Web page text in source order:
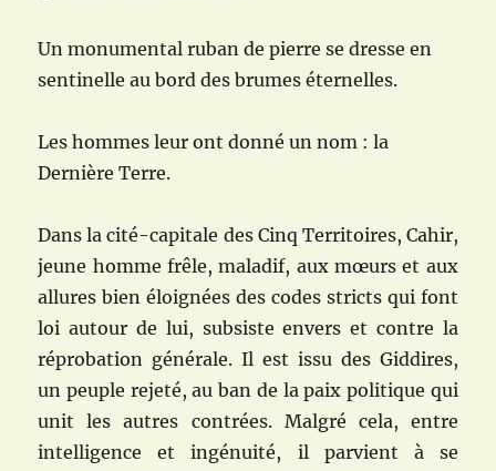
Un monumental ruban de pierre se dresse en
sentinelle au bord des brumes éternelles.
Les hommes leur ont donné un nom : la
Dernière Terre.
Dans la cité-capitale des Cinq Territoires, Cahir,
jeune homme frêle, maladif, aux mœurs et aux
allures bien éloignées des codes stricts qui font
loi autour de lui, subsiste envers et contre la
réprobation générale. Il est issu des Giddires,
un peuple rejeté, au ban de la paix politique qui
unit les autres contrées. Malgré cela, entre
intelligence et ingénuité, il parvient à se